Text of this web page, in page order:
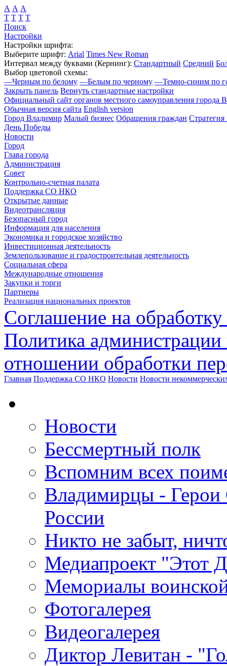
А А А
Т Т Т Т
Поиск
Настройки
Настройки шрифта:
Выберите шрифт: Arial Times New Roman
Интервал между буквами (Кернинг): Стандартный Средний
Выбор цветовой схемы:
—Черным по белому —Белым по черному —Темно-синим по
Закрыть панель Вернуть стандартные настройки
Официальный сайт органов местного самоуправления города
Обычная версия сайта English version
Город Владимир Малый бизнес Обращения граждан Стратегия
День Победы
Новости
Город
Глава города
Администрация
Совет
Контрольно-счетная палата
Поддержка СО НКО
Открытые данные
Видеотрансляция
Безопасный город
Информация для населения
Экономика и городское хозяйство
Инвестиционная деятельность
Землепользование и градостроительная деятельность
Социальная сфера
Международные отношения
Закупки и торги
Партнеры
Реализация национальных проектов
Соглашение на
Политика
отношении обработки
Главная Поддержка СО НКО Новости Новости
Новости
Бессмертный полк
Вспомним всех
Владимирцы - Герои
России
Никто не забыт,
Медиапроект "Этот
Мемориалы
Фотогалерея
Видеогалерея
Диктор Левитан -